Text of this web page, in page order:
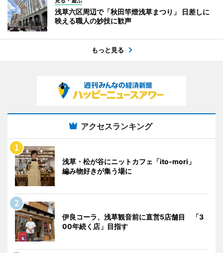
浅草六区周辺で「秋田竿燈浅草まつり」 日差しに
映える職人の妙技に歓声
もっと見る
アクセスランキング
浅草・松が谷にニットカフェ「ito-mori」
編み物好きが集う場に
伊良コーラ、浅草観音前に直営5店舗目 「3
00年続く店」目指す